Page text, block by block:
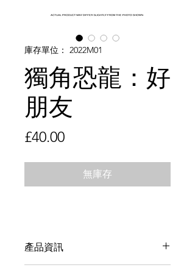
庫存單位： 2022M01
獨角恐龍：好
朋友
£40.00價
格
無庫存
產品資訊